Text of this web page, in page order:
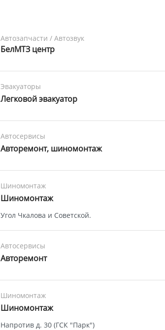
Автозапчасти / Автозвук
БелМТЗ центр
Эвакуаторы
Легковой эвакуатор
Автосервисы
Авторемонт, шиномонтаж
Шиномонтаж
Шиномонтаж
Угол Чкалова и Советской.
Автосервисы
Авторемонт
Шиномонтаж
Шиномонтаж
Напротив д. 30 (ГСК "Парк")